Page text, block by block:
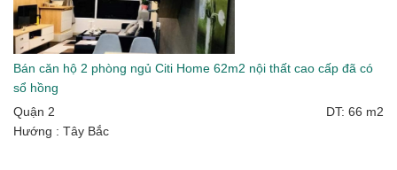
Bán căn hộ 2 phòng ngủ Citi Home 62m2 nội thất cao cấp đã có
sổ hồng
Quận 2
DT: 66 m2
Hướng : Tây Bắc